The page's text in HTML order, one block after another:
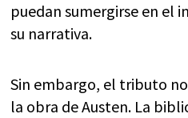
puedan sumergirse en el
su narrativa.
Sin embargo, el tributo
la obra de Austen. La